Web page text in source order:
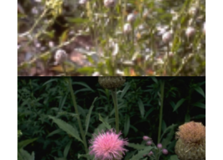
Centaurie
Centaurea glastifolia